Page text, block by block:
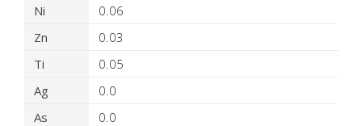
Ni
0.06
Zn
0.03
Ti
0.05
Ag
0.0
As
0.0